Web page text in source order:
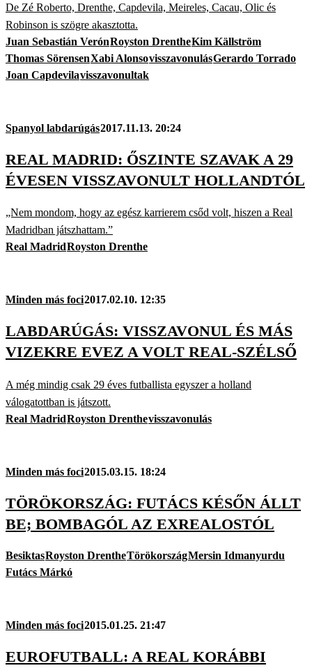
De Zé Roberto, Drenthe, Capdevila, Meireles, Cacau, Olic és
Robinson is szögre akasztotta.
Juan Sebastián VerónRoyston DrentheKim Källström
Thomas SörensenXabi AlonsovisszavonulásGerardo Torrado
Joan Capdevilavisszavonultak
Spanyol labdarúgás2017.11.13. 20:24
REAL MADRID: ŐSZINTE SZAVAK A 29
ÉVESEN VISSZAVONULT HOLLANDTÓL
„Nem mondom, hogy az egész karrierem csőd volt, hiszen a Real
Madridban játszhattam.”
Real MadridRoyston Drenthe
Minden más foci2017.02.10. 12:35
LABDARÚGÁS: VISSZAVONUL ÉS MÁS
VIZEKRE EVEZ A VOLT REAL-SZÉLSŐ
A még mindig csak 29 éves futballista egyszer a holland
válogatottban is játszott.
Real MadridRoyston Drenthevisszavonulás
Minden más foci2015.03.15. 18:24
TÖRÖKORSZÁG: FUTÁCS KÉSŐN ÁLLT
BE; BOMBAGÓL AZ EXREALOSTÓL
BesiktasRoyston DrentheTörökországMersin Idmanyurdu
Futács Márkó
Minden más foci2015.01.25. 21:47
EUROFUTBALL: A REAL KORÁBBI